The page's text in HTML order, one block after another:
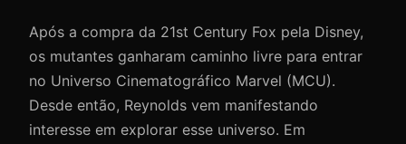
Após a compra da 21st Century Fox pela Disney,
os mutantes ganharam caminho livre para entrar
no Universo Cinematográfico Marvel (MCU).
Desde então, Reynolds vem manifestando
interesse em explorar esse universo. Em